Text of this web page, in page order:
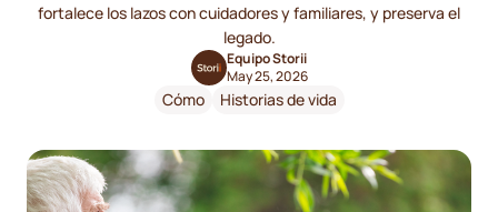
fortalece los lazos con cuidadores y familiares, y preserva el
legado.
Equipo Storii
May 25, 2026
Cómo Historias de vida